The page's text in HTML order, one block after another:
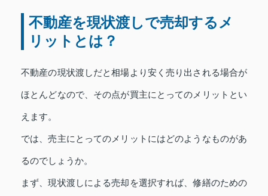
不動産を現状渡しで売却するメ
リットとは？
不動産の現状渡しだと相場より安く売り出される場合が
ほとんどなので、その点が買主にとってのメリットとい
えます。
では、売主にとってのメリットにはどのようなものがあ
るのでしょうか。
まず、現状渡しによる売却を選択すれば、修繕のための